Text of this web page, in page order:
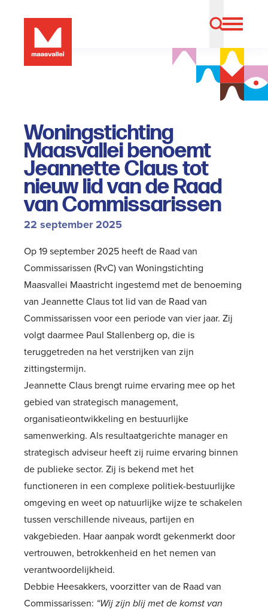
Woningstichting
Maasvallei benoemt
Jeannette Claus tot
nieuw lid van de Raad
van Commissarissen
22 september 2025
Op 19 september 2025 heeft de Raad van
Commissarissen (RvC) van Woningstichting
Maasvallei Maastricht ingestemd met de benoeming
van Jeannette Claus tot lid van de Raad van
Commissarissen voor een periode van vier jaar. Zij
volgt daarmee Paul Stallenberg op, die is
teruggetreden na het verstrijken van zijn
zittingstermijn.
Jeannette Claus brengt ruime ervaring mee op het
gebied van strategisch management,
organisatieontwikkeling en bestuurlijke
samenwerking. Als resultaatgerichte manager en
strategisch adviseur heeft zij ruime ervaring binnen
de publieke sector. Zij is bekend met het
functioneren in een complexe politiek-bestuurlijke
omgeving en weet op natuurlijke wijze te schakelen
tussen verschillende niveaus, partijen en
vakgebieden. Haar aanpak wordt gekenmerkt door
vertrouwen, betrokkenheid en het nemen van
verantwoordelijkheid.
Debbie Heesakkers, voorzitter van de Raad van
Commissarissen: “Wij zijn blij met de komst van